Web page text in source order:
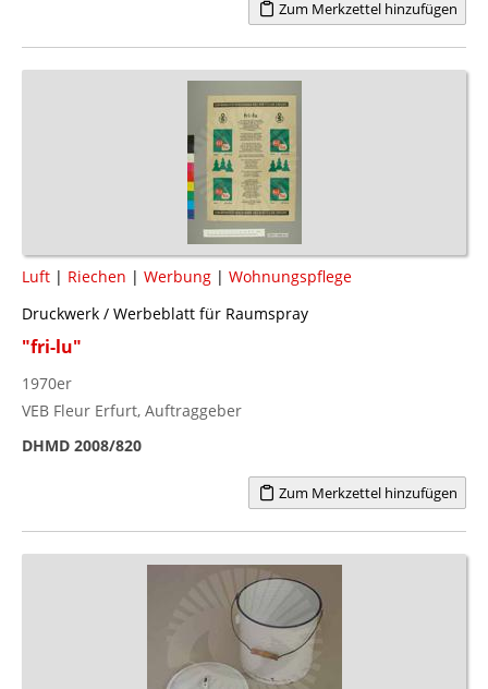
Zum Merkzettel hinzufügen
Luft | Riechen | Werbung | Wohnungspflege
Druckwerk / Werbeblatt für Raumspray
"fri-lu"
1970er
VEB Fleur Erfurt, Auftraggeber
DHMD 2008/820
Zum Merkzettel hinzufügen